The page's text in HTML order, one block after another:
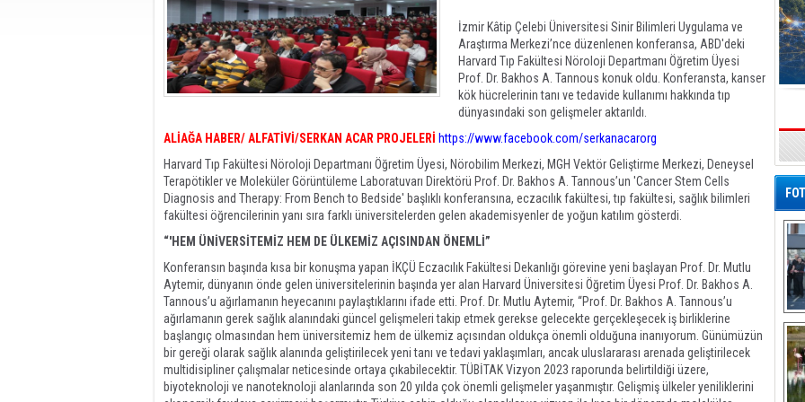
İzmir Kâtip Çelebi Üniversitesi Sinir Bilimleri Uygulama ve
Araştırma Merkezi’nce düzenlenen konferansa, ABD'deki
Harvard Tıp Fakültesi Nöroloji Departmanı Öğretim Üyesi
Prof. Dr. Bakhos A. Tannous konuk oldu. Konferansta, kanser
kök hücrelerinin tanı ve tedavide kullanımı hakkında tıp
dünyasındaki son gelişmeler aktarıldı.
ALİAĞA HABER/ ALFATİVİ/SERKAN ACAR PROJELERİ https://www.facebook.com/serkanacarorg
Harvard Tıp Fakültesi Nöroloji Departmanı Öğretim Üyesi, Nörobilim Merkezi, MGH Vektör Geliştirme Merkezi, Deneysel
Terapötikler ve Moleküler Görüntüleme Laboratuvarı Direktörü Prof. Dr. Bakhos A. Tannous’un 'Cancer Stem Cells
Diagnosis and Therapy: From Bench to Bedside' başlıklı konferansına, eczacılık fakültesi, tıp fakültesi, sağlık bilimleri
fakültesi öğrencilerinin yanı sıra farklı üniversitelerden gelen akademisyenler de yoğun katılım gösterdi.
“'HEM ÜNİVERSİTEMİZ HEM DE ÜLKEMİZ AÇISINDAN ÖNEMLİ”
Konferansın başında kısa bir konuşma yapan İKÇÜ Eczacılık Fakültesi Dekanlığı görevine yeni başlayan Prof. Dr. Mutlu
Aytemir, dünyanın önde gelen üniversitelerinin başında yer alan Harvard Üniversitesi Öğretim Üyesi Prof. Dr. Bakhos A.
Tannous’u ağırlamanın heyecanını paylaştıklarını ifade etti. Prof. Dr. Mutlu Aytemir, “Prof. Dr. Bakhos A. Tannous’u
ağırlamanın gerek sağlık alanındaki güncel gelişmeleri takip etmek gerekse gelecekte gerçekleşecek iş birliklerine
başlangıç olmasından hem üniversitemiz hem de ülkemiz açısından oldukça önemli olduğuna inanıyorum. Günümüzün
bir gereği olarak sağlık alanında geliştirilecek yeni tanı ve tedavi yaklaşımları, ancak uluslararası arenada geliştirilecek
multidisipliner çalışmalar neticesinde ortaya çıkabilecektir. TÜBİTAK Vizyon 2023 raporunda belirtildiği üzere,
biyoteknoloji ve nanoteknoloji alanlarında son 20 yılda çok önemli gelişmeler yaşanmıştır. Gelişmiş ülkeler yeniliklerini